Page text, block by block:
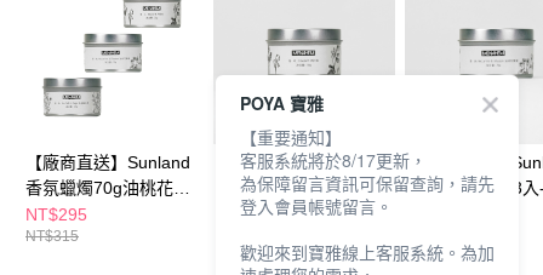
【廠商直送】Sunland
香氛蠟燭70g油桃花
+風鈴草+鼠尾草
NT$295
NT$315
【廠商直送】Sunland
香氛蠟燭70g-3入-風鈴
NT$295
【廠商直送】
香氛蠟燭70g-3
POYA 寶雅
【重要通知】
客服系統將於8/17更新，
為保障留言資訊可保留查詢，請先
登入會員帳號留言。
歡迎來到寶雅線上客服系統。為加